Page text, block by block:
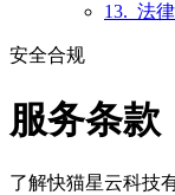
13. 法
安全合规
服务条款
了解快猫星云科技